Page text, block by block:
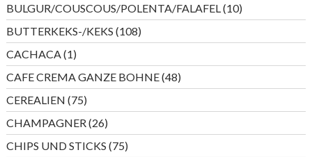
BULGUR/COUSCOUS/POLENTA/FALAFEL 1010
Produkte
BUTTERKEKS-/KEKS 108108
Produkte
CACHACA 11
Produkt
CAFE CREMA GANZE BOHNE 4848
Produkte
CEREALIEN 7575
Produkte
CHAMPAGNER 2626
Produkte
CHIPS UND STICKS 7575